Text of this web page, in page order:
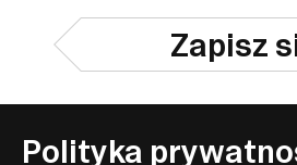
Zapisz
Polityka